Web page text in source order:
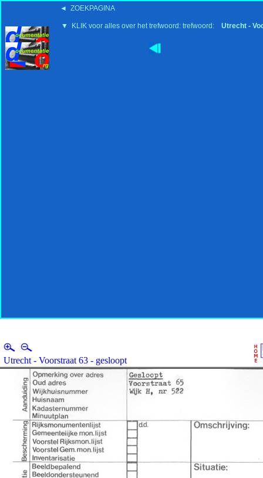
◄ ZOEKPAGINA
▼ KLIK voor alles over het trefwoord: trefwoord: Utrecht -
Utrecht - Voorstraat 63 - gesloopt